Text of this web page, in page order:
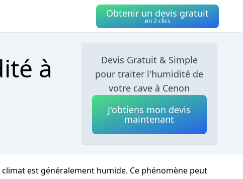
Obtenir un devis gratuit
en 2 clics
à
Devis Gratuit & Simple
pour traiter l'humidité de
votre cave à Cenon
J'obtiens mon devis
maintenant
est généralement humide. Ce phénomène peut